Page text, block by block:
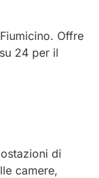
Offre
24 per il
di
camere,